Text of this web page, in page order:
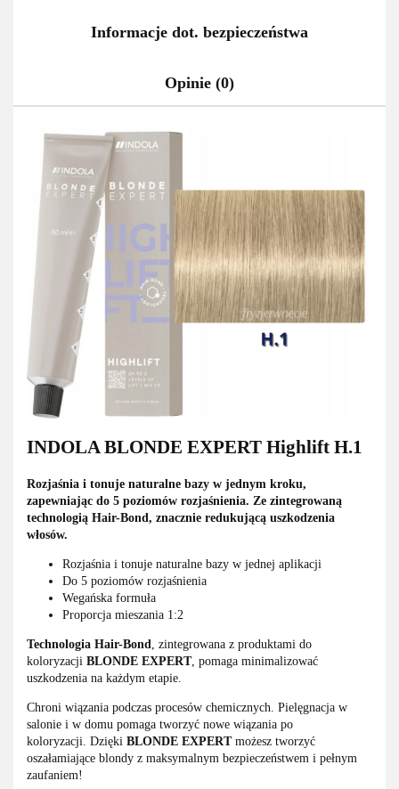
Informacje dot. bezpieczeństwa
Opinie (0)
INDOLA BLONDE EXPERT Highlift H.1
Rozjaśnia i tonuje naturalne bazy w jednym kroku,
zapewniając do 5 poziomów rozjaśnienia. Ze zintegrowaną
technologią Hair-Bond, znacznie redukującą uszkodzenia
włosów.
Rozjaśnia i tonuje naturalne bazy w jednej aplikacji
Do 5 poziomów rozjaśnienia
Wegańska formuła
Proporcja mieszania 1:2
Technologia Hair-Bond, zintegrowana z produktami do
koloryzacji BLONDE EXPERT, pomaga minimalizować
uszkodzenia na każdym etapie.
Chroni wiązania podczas procesów chemicznych. Pielęgnacja w
salonie i w domu pomaga tworzyć nowe wiązania po
koloryzacji. Dzięki BLONDE EXPERTmożesz tworzyć
oszałamiające blondy z maksymalnym bezpieczeństwem i pełnym
zaufaniem!